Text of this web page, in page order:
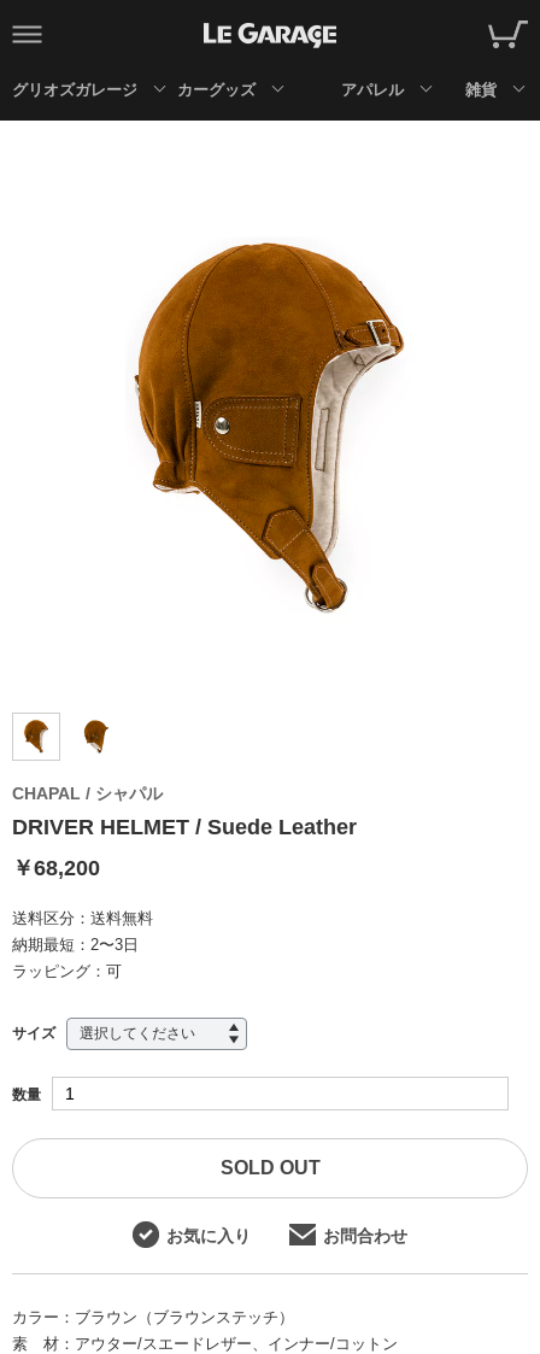
グリオズガレージ カーグッズ アパレル 雑貨
CHAPAL / シャパル
DRIVER HELMET / Suede Leather
￥68,200
送料区分： 送料無料
納期最短： 2〜3日
ラッピング： 可
サイズ
数量
SOLD OUT
お気に入り お問合わせ
カラー： ブラウン（ブラウンステッチ）
素 材： アウター/スエードレザー、インナー/コットン